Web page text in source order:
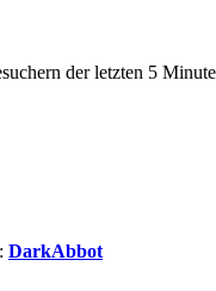
der letzten 5
DarkAbbot